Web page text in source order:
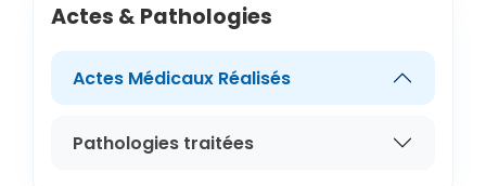
Actes & Pathologies
Actes Médicaux Réalisés
Pathologies traitées